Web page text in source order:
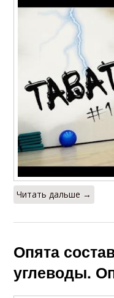
Читать дальше →
Опята
углеводы.